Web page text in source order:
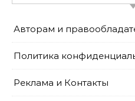
Авторам и
Политика
Реклама и Контакты